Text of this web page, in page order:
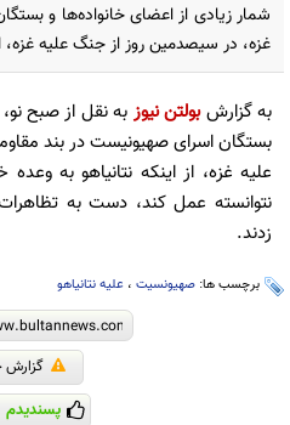
شمار زیادی از اعضای خانواده‌ها و
غزه، در سیصدمین روز از جنگ علیه غزه،
به گزارشبولتن نیوز به نقل از صبح
بستگان اسرای صهیونیست در بند
علیه غزه، از اینکه نتانیاهو به وعده
نتوانسته عمل کند، دست به
زدند.
برچسب ها: صهیونسیت ، علیه نتانیاهو
گزارش
پسندیدم